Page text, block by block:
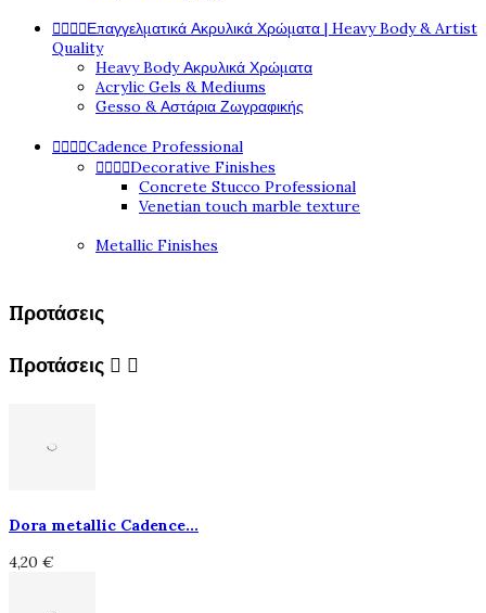
Επαγγελματικά Ακρυλικά Χρώματα | Heavy Body & Artist
Quality
Heavy Body Ακρυλικά Χρώματα
Acrylic Gels & Mediums
Gesso & Αστάρια Ζωγραφικής
Cadence Professional
Decorative Finishes
Concrete Stucco Professional
Venetian touch marble texture
Metallic Finishes
Προτάσεις
Προτάσεις  
Dora metallic Cadence...
4,20 €